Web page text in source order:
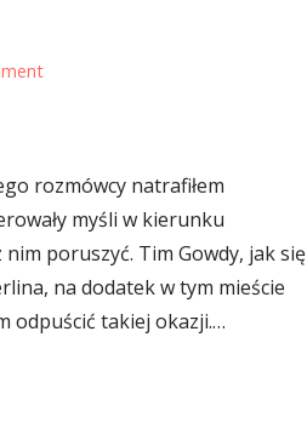
rozmówcy natrafiłem
myśli w kierunku
poruszyć. Tim Gowdy, jak się
na dodatek w tym mieście
odpuścić takiej okazji.…